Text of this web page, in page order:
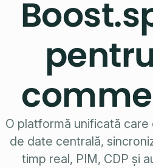
O platformă unificată care
de date centrală,
timp real, PIM, CDP și